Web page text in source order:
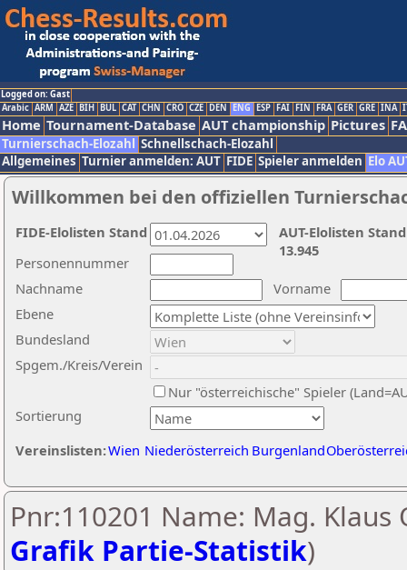
Logged on: Gast
Arabic ARM AZE BIH BUL CAT CHN CRO CZE DEN ENG ESP FAI FIN FRA GER GRE INA
Home Tournament-Database AUT championship Pictures
Turnierschach-Elozahl Schnellschach-Elozahl
Allgemeines Turnier anmelden: AUT FIDE Spieler anmelden Elo
Willkommen bei den offiziellen
Nachname
Vorname
Ebene
Sortierung
Personennummer
Bundesland
Spgem./Kreis/Verein
Nur "österreichische" Spieler
Vereinslisten:Wien Niederösterreich Burgenland
AUT-Elolisten
13.945
FIDE-Elolisten Stand
Pnr:110201 Name: Mag. Klaus
Grafik Partie-Statistik)